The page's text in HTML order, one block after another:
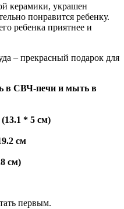
керамики, украшен
понравится ребенку.
ребенка приятнее и
– прекрасный подарок для
в СВЧ-печи и мыть в
* 5 см)
см
см)
первым.